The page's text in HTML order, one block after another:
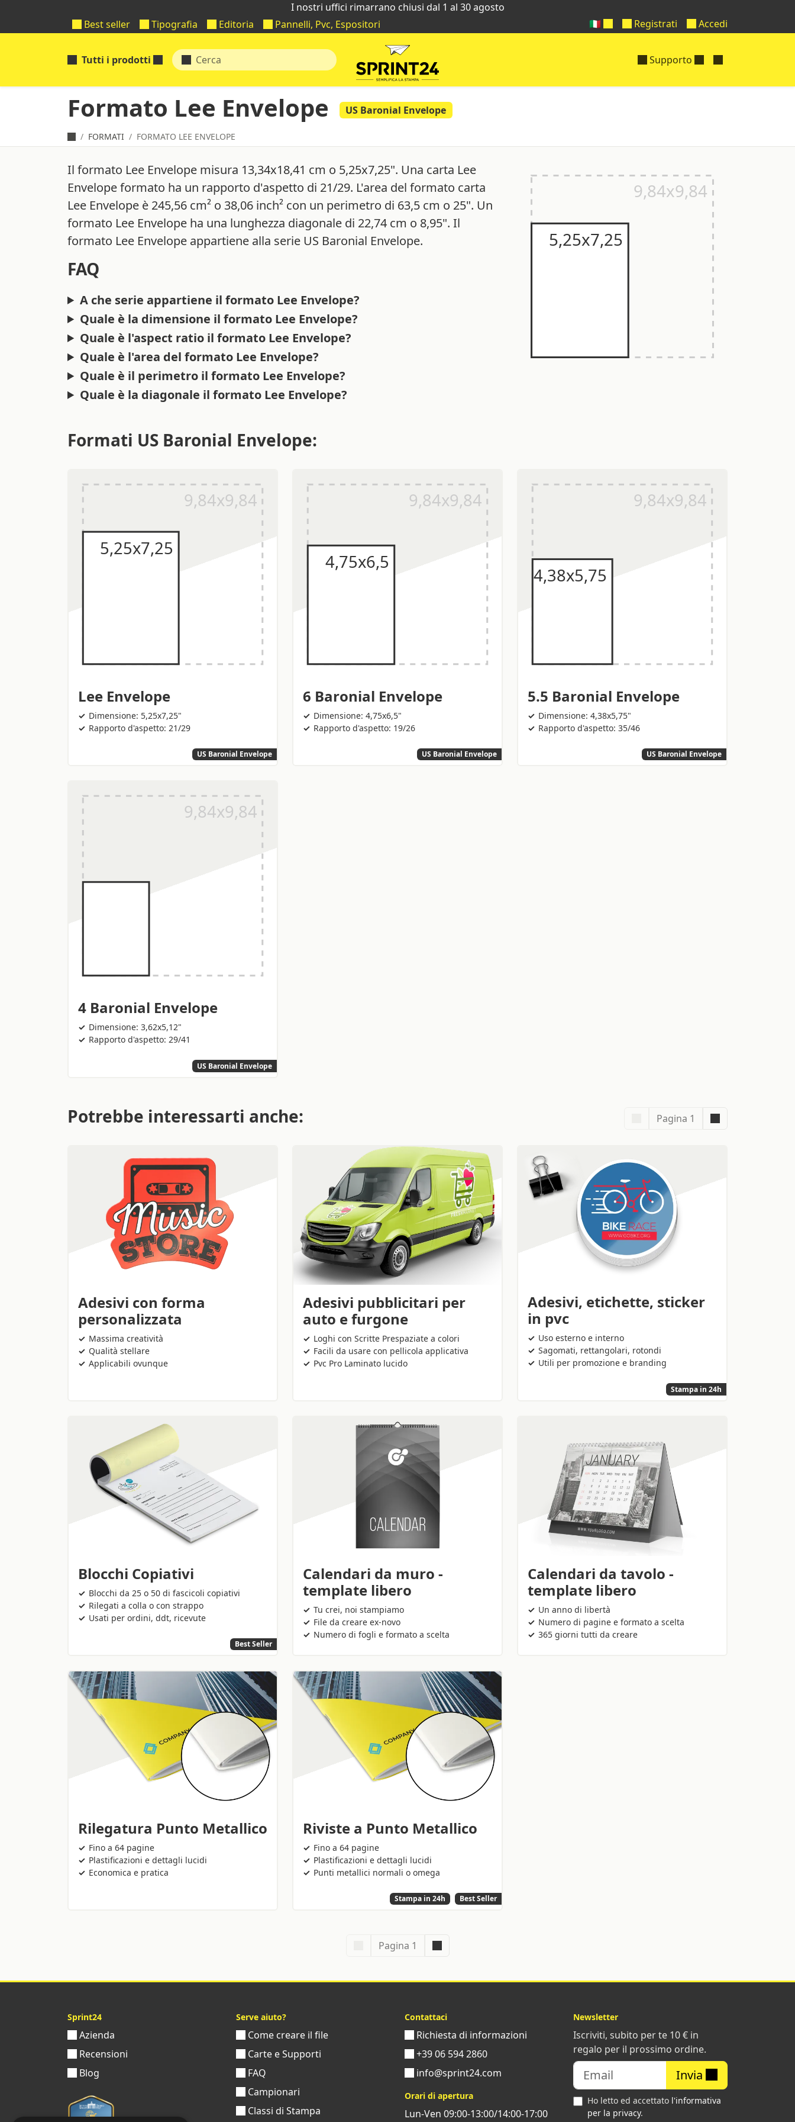
I nostri uffici rimarrano chiusi dal 1 al 30 agosto
Best seller
Tipografia Editoria Pannelli, Pvc, Espositori Registrati Accedi
🇮🇹
Tutti i prodotti Supporto
Formato Lee Envelope US Baronial Envelope
FORMATI FORMATO LEE ENVELOPE
Il formato Lee Envelope misura 13,34x18,41 cm o 5,25x7,25". Una carta Lee
Envelope formato ha un rapporto d'aspetto di 21/29. L'area del formato carta
Lee Envelope è 245,56 cm² o 38,06 inch² con un perimetro di 63,5 cm o 25". Un
formato Lee Envelope ha una lunghezza diagonale di 22,74 cm o 8,95". Il
formato Lee Envelope appartiene alla serie US Baronial Envelope.
FAQ
A che serie appartiene il formato Lee Envelope?
Quale è la dimensione il formato Lee Envelope?
Quale è l'aspect ratio il formato Lee Envelope?
Quale è l'area del formato Lee Envelope?
Quale è il perimetro il formato Lee Envelope?
Quale è la diagonale il formato Lee Envelope?
Formati US Baronial Envelope:
Lee Envelope
Dimensione: 5,25x7,25"
Rapporto d'aspetto: 21/29
US Baronial Envelope
6 Baronial Envelope
Dimensione: 4,75x6,5"
Rapporto d'aspetto: 19/26
US Baronial Envelope
5.5 Baronial Envelope
Dimensione: 4,38x5,75"
Rapporto d'aspetto: 35/46
US Baronial Envelope
4 Baronial Envelope
Dimensione: 3,62x5,12"
Rapporto d'aspetto: 29/41
US Baronial Envelope
Potrebbe interessarti anche: Pagina 1
Adesivi con forma
personalizzata
Massima creatività
Qualità stellare
Applicabili ovunque
Adesivi pubblicitari per
auto e furgone
Loghi con Scritte Prespaziate a colori
Facili da usare con pellicola applicativa
Pvc Pro Laminato lucido
Adesivi, etichette, sticker
in pvc
Uso esterno e interno
Sagomati, rettangolari, rotondi
Utili per promozione e branding
Stampa in 24h
Blocchi Copiativi
Blocchi da 25 o 50 di fascicoli copiativi
Rilegati a colla o con strappo
Usati per ordini, ddt, ricevute
Best Seller
Calendari da muro -
template libero
Tu crei, noi stampiamo
File da creare ex-novo
Numero di fogli e formato a scelta
Calendari da tavolo -
template libero
Un anno di libertà
Numero di pagine e formato a scelta
365 giorni tutti da creare
Rilegatura Punto Metallico
Fino a 64 pagine
Plastificazioni e dettagli lucidi
Economica e pratica
Riviste a Punto Metallico
Fino a 64 pagine
Plastificazioni e dettagli lucidi
Punti metallici normali o omega
Best Seller
Stampa in 24h
Pagina 1
Sprint24
Azienda
Recensioni
Blog
Serve aiuto?
Come creare il file
Carte e Supporti
FAQ
Campionari
Classi di Stampa
Contattaci
Richiesta di informazioni
+39 06 594 2860
info@sprint24.com
Orari di apertura
Lun-Ven 09:00-13:00/14:00-17:00
Newsletter
Iscriviti, subito per te 10 € in
regalo per il prossimo ordine.
Invia
Ho letto ed accettato l'informativa
per la privacy.